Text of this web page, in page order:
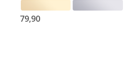
79,90